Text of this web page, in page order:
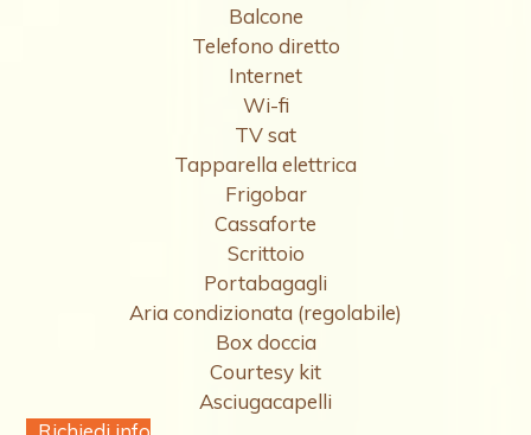
Balcone
Telefono diretto
Internet
Wi-fi
TV sat
Tapparella elettrica
Frigobar
Cassaforte
Scrittoio
Portabagagli
Aria condizionata (regolabile)
Box doccia
Courtesy kit
Asciugacapelli